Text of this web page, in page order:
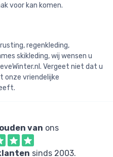
voor kan komen.
regenkleding,
skikleding, wij wensen u
Vergeet niet dat u
vriendelijke
van ons
sinds 2003.